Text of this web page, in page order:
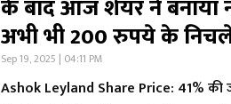
के बाद आज शेयर ने बनाया
अभी भी 200 रुपये के
Sep 19, 2025 | 04:11 PM
Ashok Leyland Share Price: 41% की